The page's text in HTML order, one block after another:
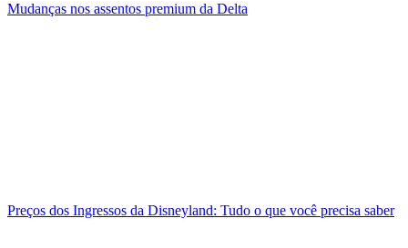
Mudanças nos assentos premium da Delta
Preços dos Ingressos da Disneyland: Tudo o que você precisa saber